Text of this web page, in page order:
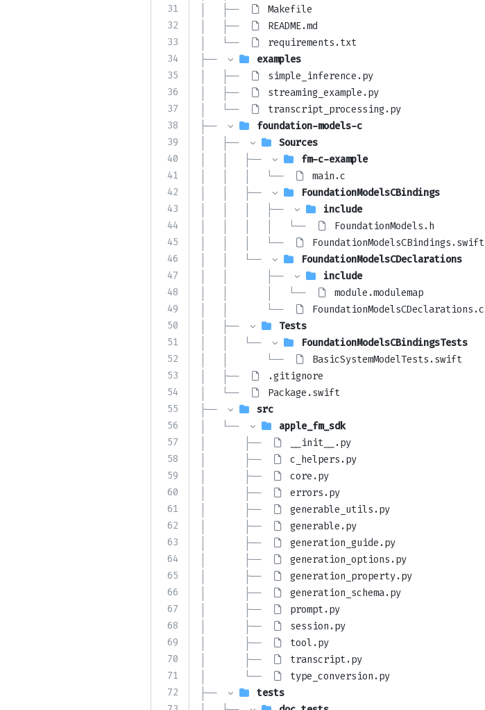
31
32
33
34
35
36
37
38
39
40
41
42
43
44
45
46
47
48
49
50
51
52
53
54
55
56
57
58
59
60
61
62
63
64
65
66
67
68
69
70
71
72
│   ├──
Makefile
│   ├──
README.md
│   └──
requirements.txt
├──
examples
│   ├──
simple_inference.py
│   ├──
streaming_example.py
│   └──
transcript_processing.py
├──
foundation-models-c
│   ├──
Sources
│   │   ├──
fm-c-example
│   │   │   └──
main.c
│   │   ├──
FoundationModelsCBindings
│   │   │   ├──
include
│   │   │   │   └──
FoundationModels.h
│   │   │   └──
FoundationModelsCBindings.swift
│   │   └──
FoundationModelsCDeclarations
│   │       ├──
include
│   │       │   └──
module.modulemap
│   │       └──
FoundationModelsCDeclarations.c
│   ├──
Tests
│   │   └──
FoundationModelsCBindingsTests
│   │       └──
BasicSystemModelTests.swift
│   ├──
.gitignore
│   └──
Package.swift
├──
src
│   └──
apple_fm_sdk
│       ├──
__init__.py
│       ├──
c_helpers.py
│       ├──
core.py
│       ├──
errors.py
│       ├──
generable_utils.py
│       ├──
generable.py
│       ├──
generation_guide.py
│       ├──
generation_options.py
│       ├──
generation_property.py
│       ├──
generation_schema.py
│       ├──
prompt.py
│       ├──
session.py
│       ├──
tool.py
│       ├──
transcript.py
│       └──
type_conversion.py
├──
tests